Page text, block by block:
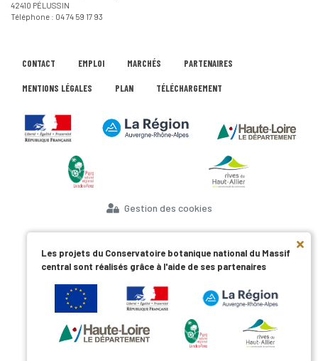
42410 PÉLUSSIN
Téléphone : 04 74 59 17 93
CONTACT EMPLOI MARCHÉS PARTENAIRES
MENTIONS LÉGALES PLAN TÉLÉCHARGEMENT
Gestion des cookies
Les projets du Conservatoire botanique national du Massif
central sont réalisés grâce à l'aide de ses partenaires